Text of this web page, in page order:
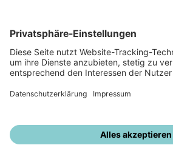
Unsere weiteren Angebote
IBC SOLAR Webseite